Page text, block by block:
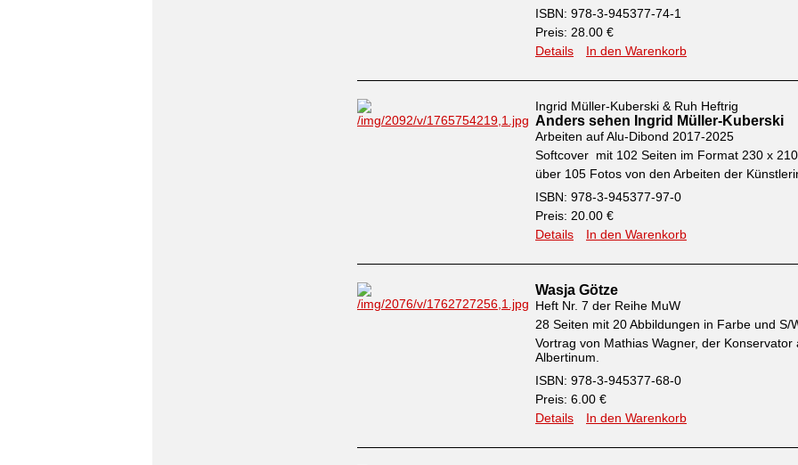
ISBN: 978-3-945377-74-1
Preis: 28.00 €
Details
In den Warenkorb
Ingrid Müller-Kuberski & Ruh Heftrig
Anders sehen Ingrid Müller-Kuberski
Arbeiten auf Alu-Dibond 2017-2025
Softcover mit 102 Seiten im Format 230 x
über 105 Fotos von den Arbeiten der
ISBN: 978-3-945377-97-0
Preis: 20.00 €
Details
In den Warenkorb
Wasja Götze
Heft Nr. 7 der Reihe MuW
28 Seiten mit 20 Abbildungen in Farbe und S/
Vortrag von Mathias Wagner, der Konservator
Albertinum.
ISBN: 978-3-945377-68-0
Preis: 6.00 €
Details
In den Warenkorb